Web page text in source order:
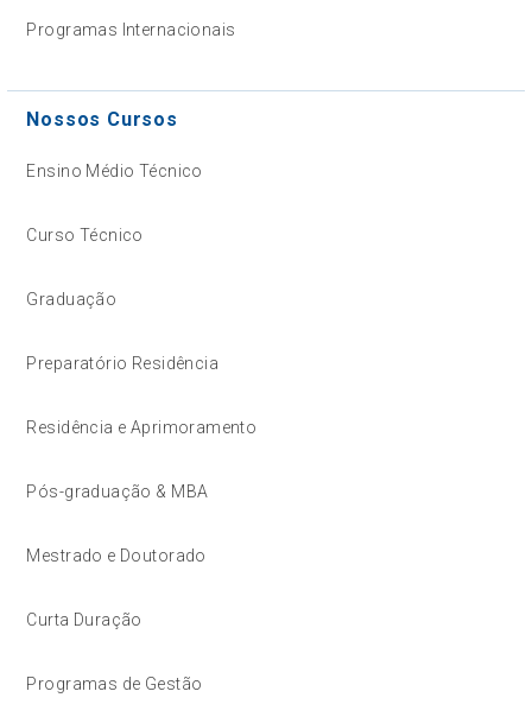
Programas Internacionais
Nossos Cursos
Ensino Médio Técnico
Curso Técnico
Graduação
Preparatório Residência
Residência e Aprimoramento
Pós-graduação & MBA
Mestrado e Doutorado
Curta Duração
Programas de Gestão